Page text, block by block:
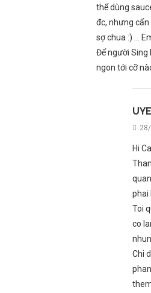
thể dùng
đc, nhưng
sợ chua :) …
Để người Sing
ngon tới cỡ
Hi
phai
Toi
co
Chi